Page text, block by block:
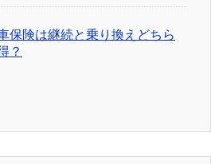
保険は継続と乗り換えどちら
？